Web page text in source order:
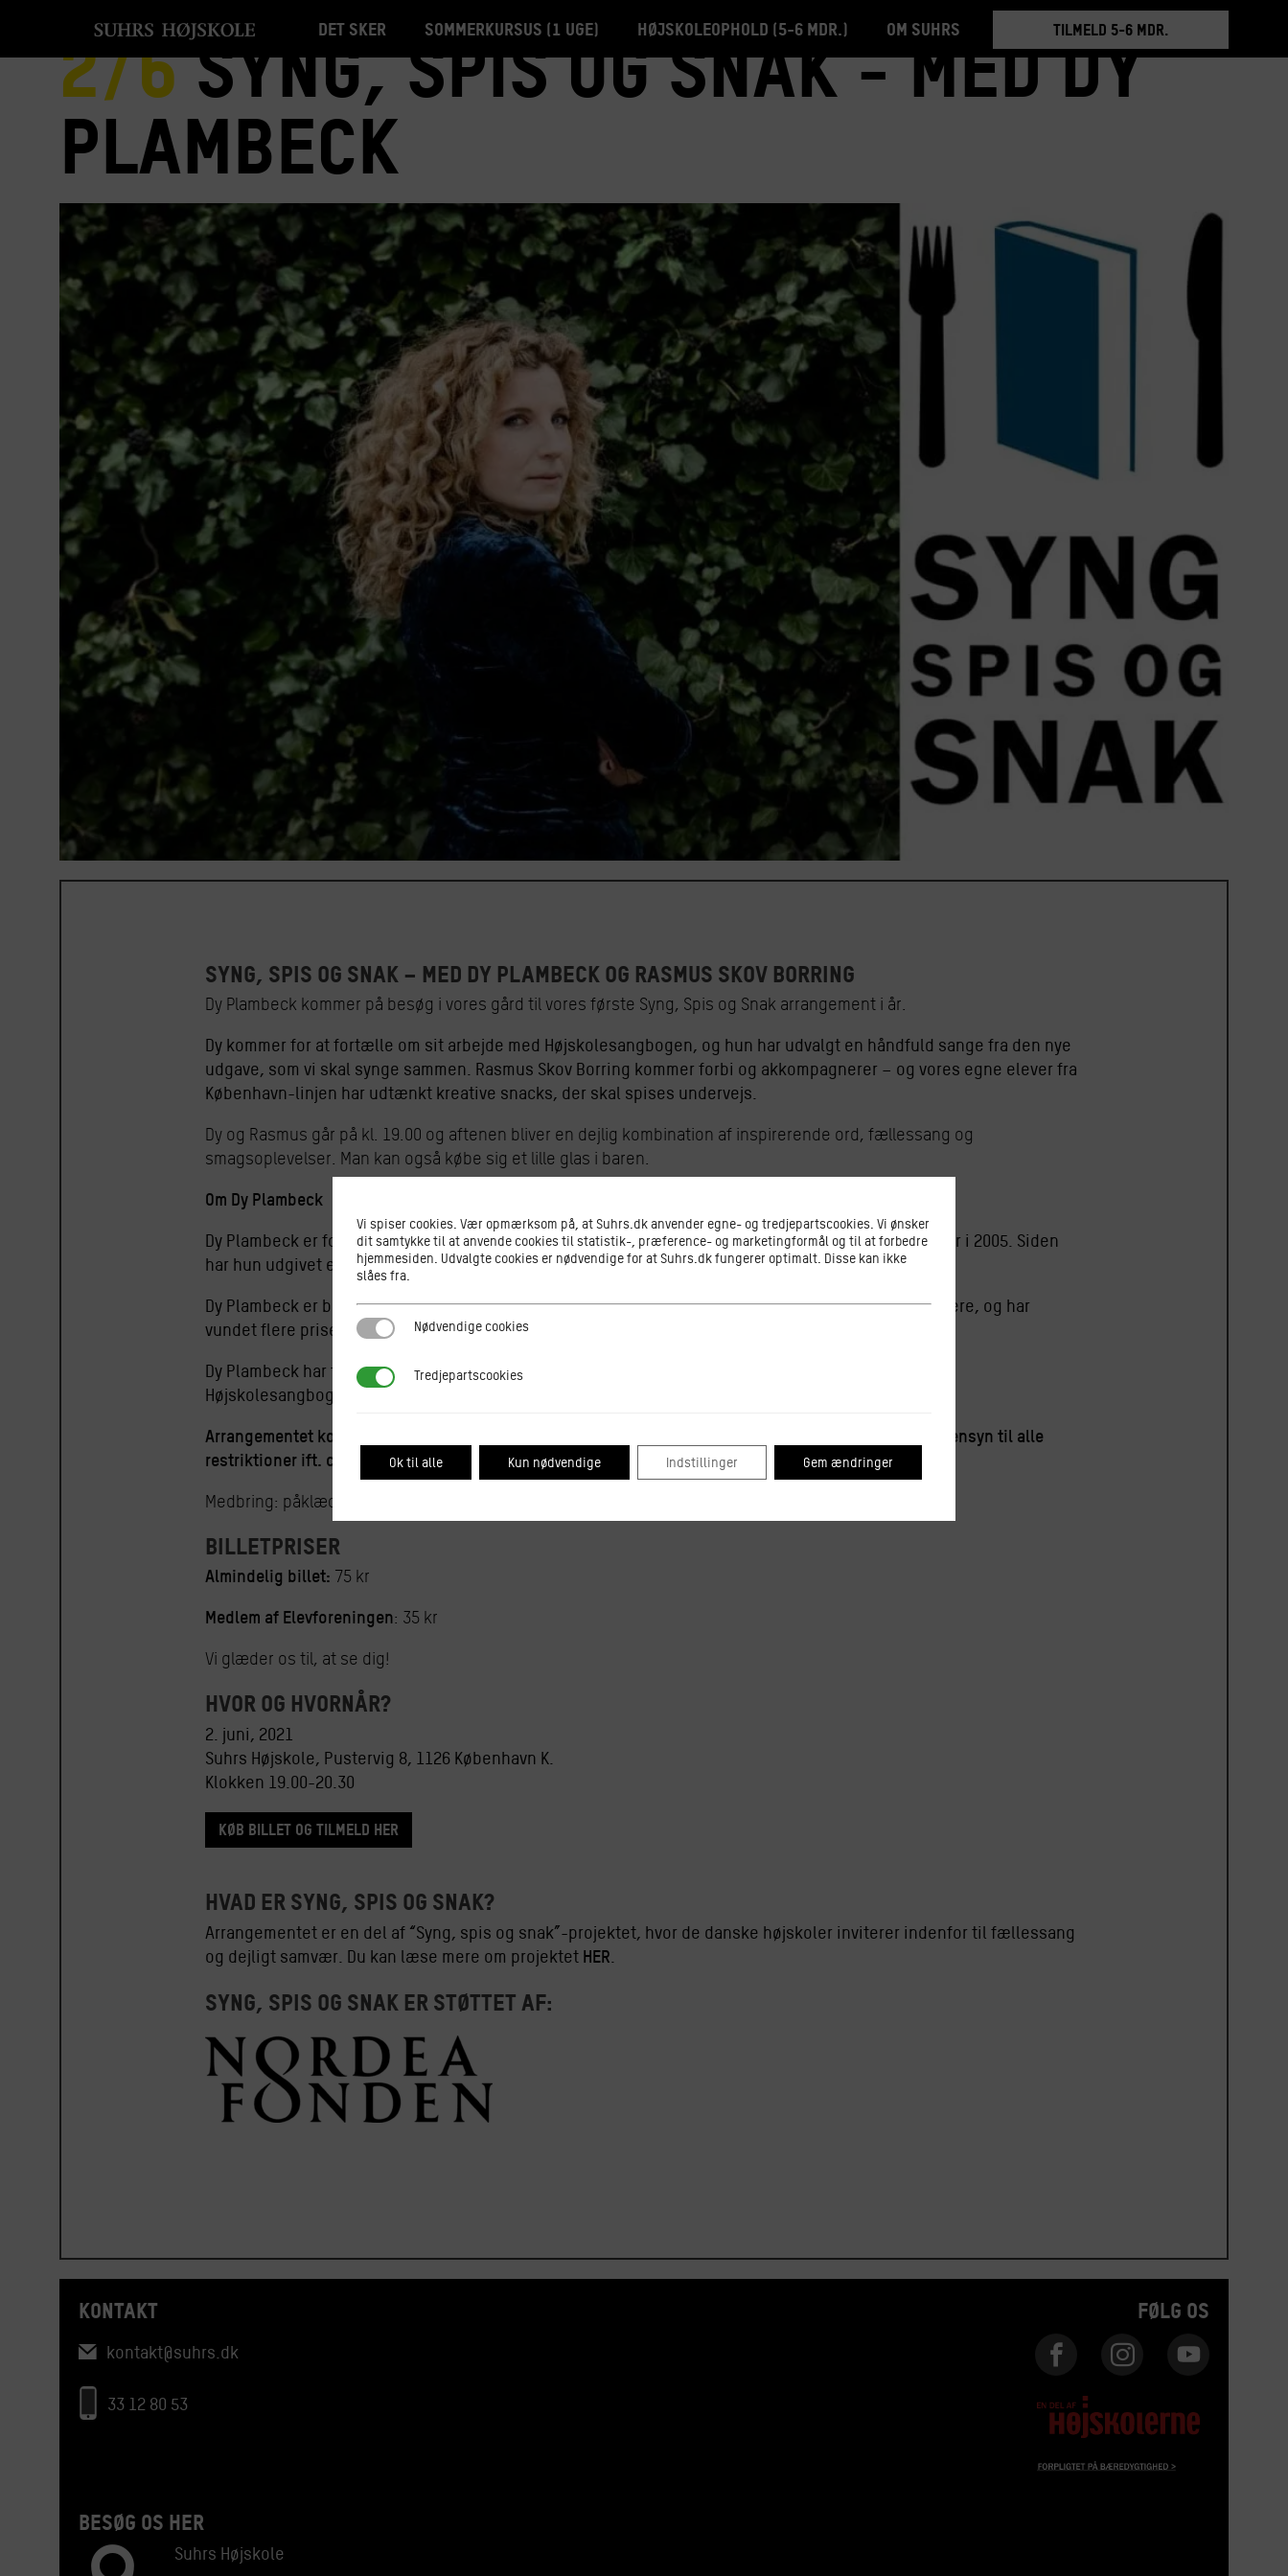
Det sker Sommerkursus (1 uge) Højskoleophold (5-6 mdr.) Om Suhrs
BOOK RUNDVISNING
TILMELD 5-6 MDR.
BOOK RUNDVISNING
2/6Syng, spis og snak - Med Dy
Plambeck
SYNG, SPIS OG SNAK – MED DY PLAMBECK og Rasmus Skov Borring
Dy Plambeck kommer på besøg i vores gård til vores første Syng, Spis og Snak arrangement i år.
Dy kommer for at fortælle om sit arbejde med Højskolesangbogen, og hun har udvalgt en håndfuld sange fra den nye
udgave, som vi skal synge sammen. Rasmus Skov Borring kommer forbi og akkompagnerer – og vores egne elever fra
København-linjen har udtænkt kreative snacks, der skal spises undervejs.
Dy og Rasmus går på kl. 19.00 og aftenen bliver en dejlig kombination af inspirerende ord, fællessang og
smagsoplevelser. Man kan også købe sig et lille glas i baren.
Om Dy Plambeck
Dy Plambeck er forfatter, uddannet fra Forfatterskolen i 2004 og debuterede med Buresø-fortællinger i 2005. Siden
har hun udgivet en række romaner, senest “Til min søster” i 2019.
Dy Plambeck er blevet karakteriseret som en af sin generations mest talentfulde og originale forfattere, og har
vundet flere priser for sit forfatterskab.
Dy Plambeck har fra 2017-2020 siddet i Højskolesangbogsudvalget, der redigerer d. 19. udgave af
Højskolesangbogen.
Arrangementet kommer til at foregå udendørs, så vi kan synge sikkert og højt og vi tager naturligvis hensyn til alle
restriktioner ift. corona.
Medbring: påklædning efter vejret og et gyldigt Covid-19 pas.
Billetpriser
Almindelig billet: 75 kr
Medlem af Elevforeningen: 35 kr
Vi glæder os til, at se dig!
Hvor og hvornår?
2. juni, 2021
Suhrs Højskole, Pustervig 8, 1126 København K.
Klokken 19.00-20.30
Køb billet og tilmeld her
HVAD ER SYNG, SPIS OG SNAK?
Arrangementet er en del af “Syng, spis og snak”-projektet, hvor de danske højskoler inviterer indenfor til fællessang
og dejligt samvær. Du kan læse mere om projektet HER
Syng, spis og snak er støttet af:
KONTAKT
kontakt@suhrs.dk
33 12 80 53
FØLG OS
BESØG OS HER
Suhrs Højskole
Vi spiser cookies. Vær opmærksom på, at Suhrs.dk anvender egne- og tredjepartscookies. Vi ønsker
dit samtykke til at anvende cookies til statistik-, præference- og marketingformål og til at forbedre
hjemmesiden. Udvalgte cookies er nødvendige for at Suhrs.dk fungerer optimalt. Disse kan ikke
slåes fra.
Nødvendige cookies
Nødvendige cookies
Tredjepartscookies
Tredjepartscookies
Ok til alle Kun nødvendige Indstillinger Gem ændringer